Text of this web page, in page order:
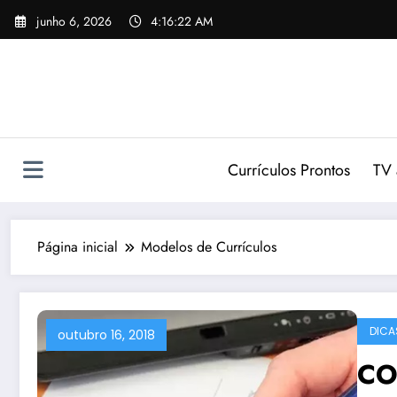
Pular
para
junho 6, 2026 4:16:22 AM
Currículos Prontos
Página inicial Modelos de Currículos
outubro 16, 2018